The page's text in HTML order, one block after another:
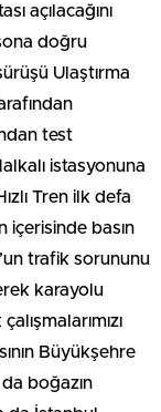
açılacağını
doğru
Ulaştırma
test
istasyonuna
Tren ilk defa
içerisinde basın
trafik sorununu
karayolu
Büyükşehre
boğazın